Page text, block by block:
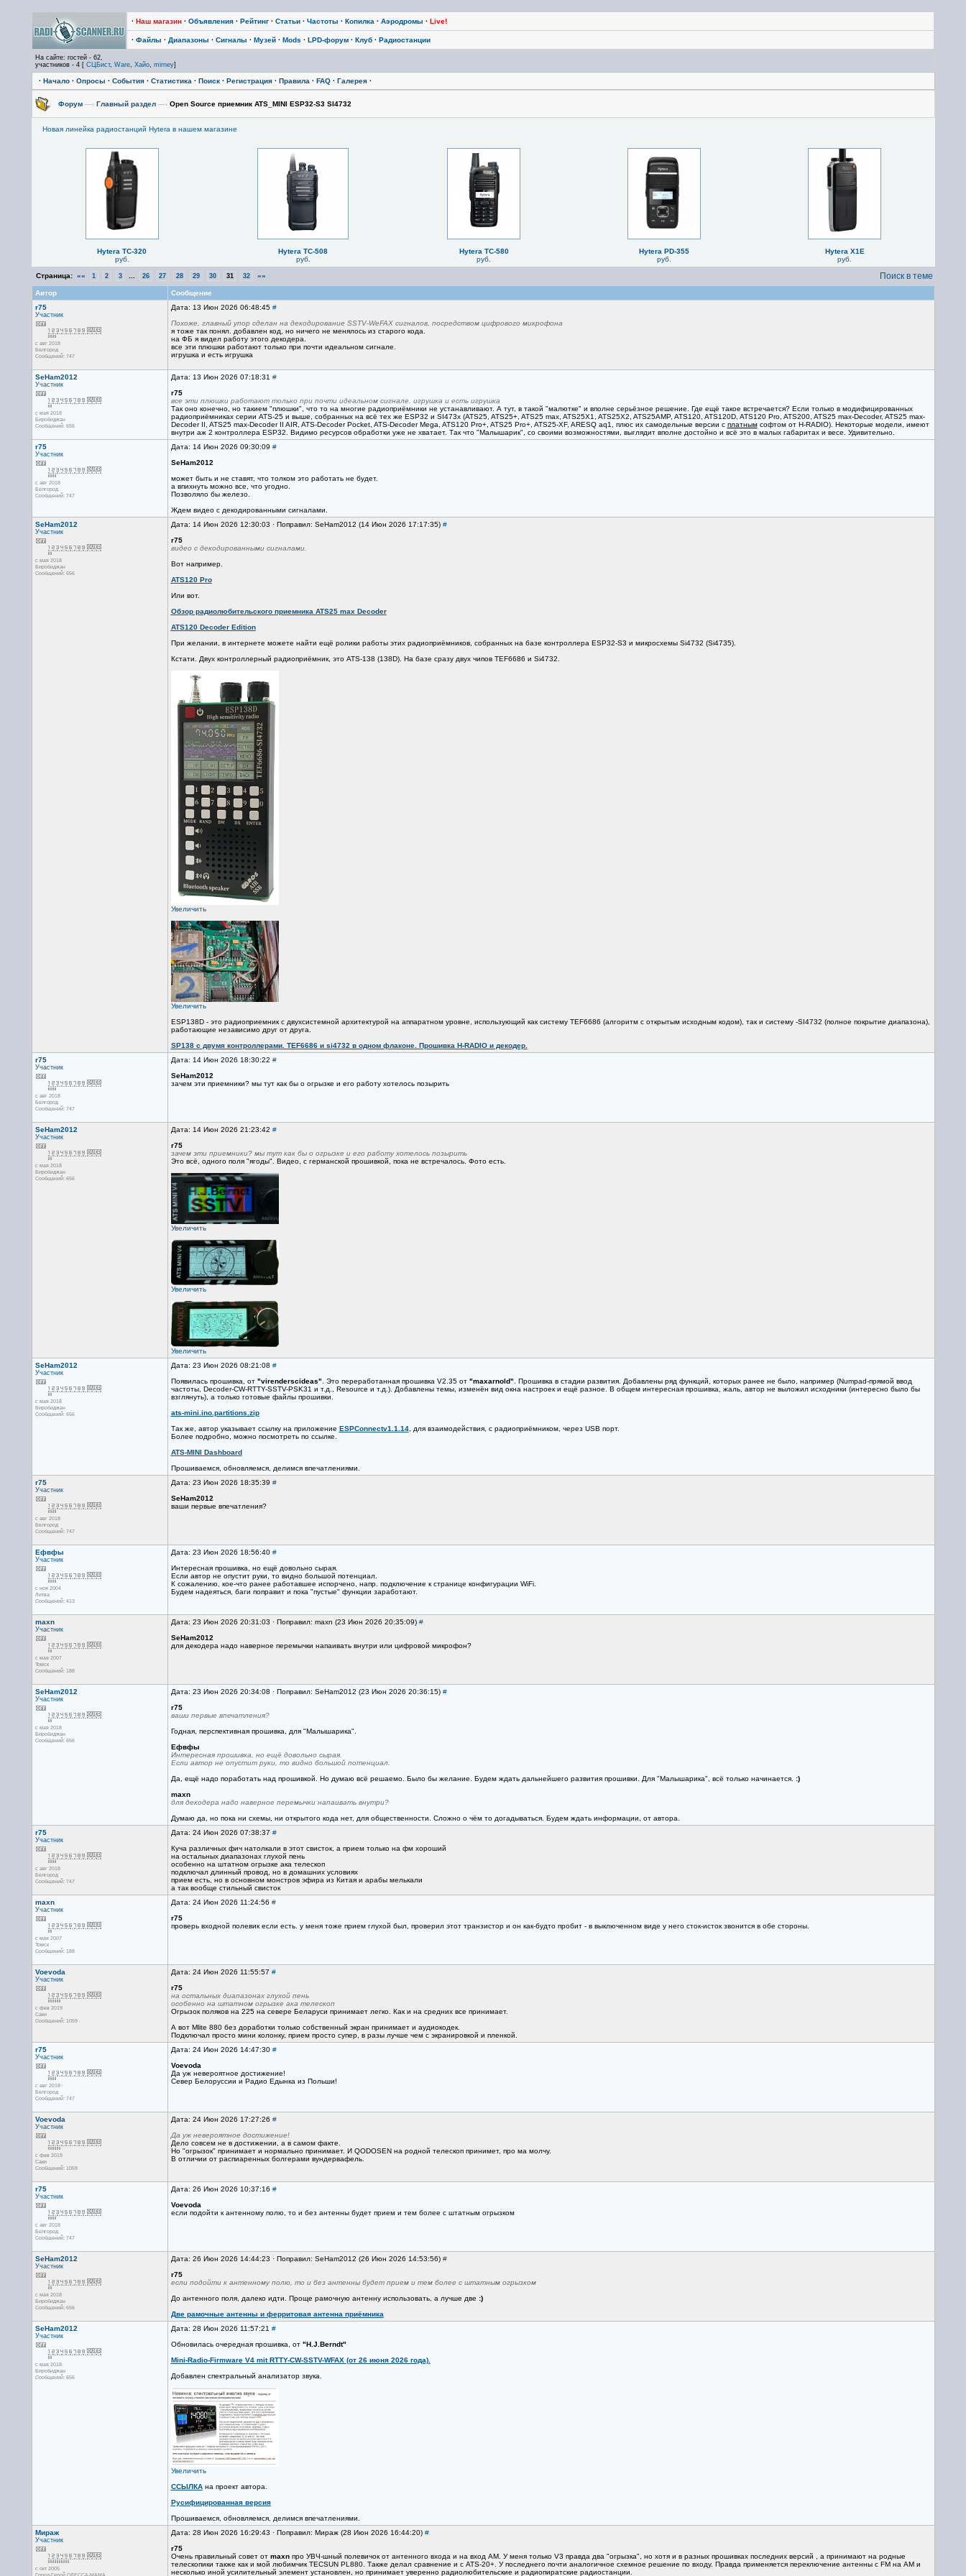
· Наш магазин· Объявления· Рейтинг· Статьи· Частоты · Копилка · Аэродромы · Live!
· Файлы · Диапазоны · Сигналы · Музей· Mods · LPD-форум· Клуб· Радиостанции
На сайте: гостей - 62,
участников - 4 [ СЦБист, Ware, Хайо, mirney]
· Начало· Опросы · События· Статистика · Поиск· Регистрация· Правила · FAQ· Галерея·
Форум —› Главный раздел —›Open Source приемник ATS_MINI ESP32-S3 SI4732
Новая линейка радиостанций Hytera в нашем магазине
Hytera TC-320
руб.
Hytera TC-508
руб.
Hytera TC-580
руб.
Hytera PD-355
руб.
Hytera X1E
руб.
Страница: «« 1 2 3 26 27 28 29 30 31 32 »» Поиск в теме
Автор
Сообщение
r75
Участник
с авг 2018
Белгород
Сообщений: 747
Дата: 13 Июн 2026 06:48:45 #
Похоже, главный упор сделан на декодирование SSTV-WеFAX сигналов, посредством цифрового микрофона
я тоже так понял. добавлен код, но ничего не менялось из старого кода.
на ФБ я видел работу этого декодера.
все эти плюшки работают только при почти идеальном сигнале.
игрушка и есть игрушка
SeHam2012
Участник
с мая 2018
Биробиджан
Сообщений: 656
Дата: 13 Июн 2026 07:18:31 #
r75
все эти плюшки работают только при почти идеальном сигнале. игрушка и есть игрушка
Так оно конечно, но такием "плюшки", что то на многие радиоприёмники не устанавливают. А тут, в такой "малютке" и вполне серьёзное решение. Где ещё такое встречается? Если только в модифицированных
радиоприёмниках серии ATS-25 и выше, собранных на всё тех же ESP32 и SI473x (ATS25, ATS25+, ATS25 max, ATS25X1, ATS25X2, ATS25AMP, ATS120, ATS120D, ATS120 Pro, ATS200, ATS25 max-Decoder, ATS25 max-
Decoder II, ATS25 max-Decoder II AIR, ATS-Decoder Pocket, ATS-Decoder Mega, ATS120 Pro+, ATS25 Pro+, ATS25-XF, ARESQ aq1, плюс их самодельные версии с платнымсофтом от H-RADIO). Некоторые модели, имеют
внутри аж 2 контроллера ESP32. Видимо ресурсов обработки уже не хватает. Так что "Малышарик", со своими возможностями, выглядит вполне достойно и всё это в малых габаритах и весе. Удивительно.
r75
Участник
с авг 2018
Белгород
Сообщений: 747
Дата: 14 Июн 2026 09:30:09 #
SeHam2012
может быть и не ставят, что толком это работать не будет.
а впихнуть можно все, что угодно.
Позволяло бы железо.
Ждем видео с декодированными сигналами.
SeHam2012
Участник
с мая 2018
Биробиджан
Сообщений: 656
Дата: 14 Июн 2026 12:30:03 · Поправил: SeHam2012 (14 Июн 2026 17:17:35) #
r75
видео с декодированными сигналами.
Вот например.
ATS120 Pro
Или вот.
Обзор радиолюбительского приемника ATS25 max Decoder
ATS120 Decoder Edition
При желании, в интернете можете найти ещё ролики работы этих радиоприёмников, собранных на базе контроллера ESP32-S3 и микросхемы Si4732 (Si4735).
Кстати. Двух контроллерный радиоприёмник, это ATS-138 (138D). На базе сразу двух чипов TEF6686 и Si4732.
Увеличить
Увеличить
ESP138D - это радиоприемник с двухсистемной архитектурой на аппаратном уровне, использующий как систему TEF6686 (алгоритм с открытым исходным кодом), так и систему -SI4732 (полное покрытие диапазона),
работающие независимо друг от друга.
SP138 с двумя контроллерами. TEF6686 и si4732 в одном флаконе. Прошивка H-RADIO и декодер.
r75
Участник
с авг 2018
Белгород
Сообщений: 747
Дата: 14 Июн 2026 18:30:22 #
SeHam2012
зачем эти приемники? мы тут как бы о огрызке и его работу хотелось позырить
SeHam2012
Участник
с мая 2018
Биробиджан
Сообщений: 656
Дата: 14 Июн 2026 21:23:42 #
r75
зачем эти приемники? мы тут как бы о огрызке и его работу хотелось позырить
Это всё, одного поля "ягоды". Видео, с германской прошивкой, пока не встречалось. Фото есть.
Увеличить
Увеличить
Увеличить
SeHam2012
Участник
с мая 2018
Биробиджан
Сообщений: 656
Дата: 23 Июн 2026 08:21:08 #
Появилась прошивка, от "virenderscideas" . Это переработанная прошивка V2.35 от "maxarnold" . Прошивка в стадии развития. Добавлены ряд функций, которых ранее не было, например (Numpad-прямой ввод
частоты, Decoder-CW-RTTY-SSTV-PSK31 и т.д., Resource и т.д.). Добавлены темы, изменён вид окна настроек и ещё разное. В общем интересная прошивка, жаль, автор не выложил исходники (интересно было бы
взглянуть), а только готовые файлы прошивки.
ats-mini.ino.partitions.zip
Так же, автор указывает ссылку на приложение ESPConnectv1.1.14, для взаимодействия, с радиоприёмником, через USB порт.
Более подробно, можно посмотреть по ссылке.
ATS-MINI Dashboard
Прошиваемся, обновляемся, делимся впечатлениями.
r75
Участник
с авг 2018
Белгород
Сообщений: 747
Дата: 23 Июн 2026 18:35:39 #
SeHam2012
ваши первые впечатления?
Ефвфы
Участник
с ноя 2004
Литва
Сообщений: 413
Дата: 23 Июн 2026 18:56:40 #
Интересная прошивка, но ещё довольно сырая.
Если автор не опустит руки, то видно большой потенциал.
К сожалению, кое-что ранее работавшее испорчено, напр. подключение к странице конфигурации WiFi.
Будем надеяться, баги поправит и пока "пустые" функции заработают.
maxn
Участник
с мая 2007
Томск
Сообщений: 188
Дата: 23 Июн 2026 20:31:03 · Поправил: maxn (23 Июн 2026 20:35:09) #
SeHam2012
для декодера надо наверное перемычки напаивать внутри или цифровой микрофон?
SeHam2012
Участник
с мая 2018
Биробиджан
Сообщений: 656
Дата: 23 Июн 2026 20:34:08 · Поправил: SeHam2012 (23 Июн 2026 20:36:15) #
r75
ваши первые впечатления?
Годная, перспективная прошивка, для "Малышарика".
Ефвфы
Интересная прошивка, но ещё довольно сырая.
Если автор не опустит руки, то видно большой потенциал.
Да, ещё надо поработать над прошивкой. Но думаю всё решаемо. Было бы желание. Будем ждать дальнейшего развития прошивки. Для "Малышарика", всё только начинается.
:)
maxn
для декодера надо наверное перемычки напаивать внутри?
Думаю да, но пока ни схемы, ни открытого кода нет, для общественности. Сложно о чём то догадываться. Будем ждать информации, от автора.
r75
Участник
с авг 2018
Белгород
Сообщений: 747
Дата: 24 Июн 2026 07:38:37 #
Куча различных фич натолкали в этот свисток, а прием только на фм хороший
на остальных диапазонах глухой пень
особенно на штатном огрызке ака телескоп
подключал длинный провод, но в домашних условиях
прием есть, но в основном монстров эфира из Китая и арабы мелькали
а так вообще стильный свисток
maxn
Участник
с мая 2007
Томск
Сообщений: 188
Дата: 24 Июн 2026 11:24:56 #
r75
проверь входной полевик если есть. у меня тоже прием глухой был, проверил этот транзистор и он как-будто пробит - в выключенном виде у него сток-исток звонится в обе стороны.
Voevoda
Участник
с фев 2019
Саки
Сообщений: 1059
Дата: 24 Июн 2026 11:55:57 #
r75
на остальных диапазонах глухой пень
особенно на штатном огрызке ака телескоп
Огрызок поляков на 225 на севере Беларуси принимает легко. Как и на средних все принимает.
А вот Mlite 880 без доработки только собственный экран принимает и аудиокодек.
Подключал просто мини колонку, прием просто супер, в разы лучше чем с экранировкой и пленкой.
r75
Участник
с авг 2018
Белгород
Сообщений: 747
Дата: 24 Июн 2026 14:47:30 #
Voevoda
Да уж невероятное достижение!
Север Белоруссии и Радио Едынка из Польши!
Voevoda
Участник
с фев 2019
Саки
Сообщений: 1059
Дата: 24 Июн 2026 17:27:26 #
Да уж невероятное достижение!
Дело совсем не в достижении, а в самом факте.
Но "огрызок" принимает и нормально принимает. И QODOSEN на родной телескоп принимет, про ма молчу.
В отличии от распиаренных болгерами вундервафель.
r75
Участник
с авг 2018
Белгород
Сообщений: 747
Дата: 26 Июн 2026 10:37:16 #
Voevoda
если подойти к антенному полю, то и без антенны будет прием и тем более с штатным огрызком
SeHam2012
Участник
с мая 2018
Биробиджан
Сообщений: 656
Дата: 26 Июн 2026 14:44:23 · Поправил: SeHam2012 (26 Июн 2026 14:53:56) #
r75
если подойти к антенному полю, то и без антенны будет прием и тем более с штатным огрызком
До антенного поля, далеко идти. Проще рамочную антенну использовать, а лучше две :)
Две рамочные антенны и ферритовая антенна приёмника
SeHam2012
Участник
с мая 2018
Биробиджан
Сообщений: 656
Дата: 28 Июн 2026 11:57:21 #
Обновилась очередная прошивка, от "H.J.Berndt"
Mini-Radio-Firmware V4 mit RTTY-CW-SSTV-WFAX (от 26 июня 2026 года).
Добавлен спектральный анализатор звука.
Увеличить
ССЫЛКАна проект автора.
Русифицированная версия
Прошиваемся, обновляемся, делимся впечатлениями.
Мираж
Участник
с окт 2005
Дата: 28 Июн 2026 16:29:43 · Поправил: Мираж (28 Июн 2026 16:44:20) #
r75
Очень правильный совет от maxnпро УВЧ-шный полевичок от антенного входа и на вход АМ. У меня только V3 правда два "огрызка", но хотя и в разных прошивках последних версий , а принимают на родные
телескопики также как и мой любимчик TECSUN PL880. Также делал сравнение и с ATS-20+. У последнего почти аналогичное схемное решение по входу. Правда применяется переключение антенны с FM на АМ и
несколько иной усилительный элемент установлен, но принимает уверенно радиолюбительские и радиопиратские радиостанции.